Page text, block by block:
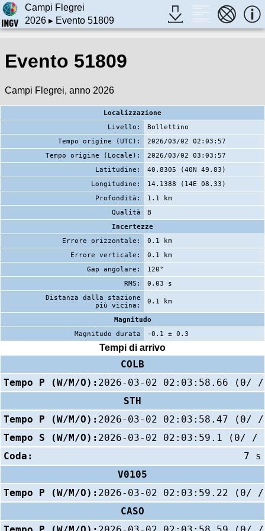
Campi Flegrei
2026▸ Evento 51809
Evento 51809
Campi Flegrei, anno 2026
Localizzazione
Livello:
Bollettino
Tempo origine (UTC):
2026/03/02 02:03:57
Tempo origine (Locale):
2026/03/02 03:03:57
Latitudine:
40.8305 (40N 49.83)
Longitudine:
14.1388 (14E 08.33)
Profondità:
1.1 km
Qualità
B
Incertezze
Errore orizzontale:
0.1 km
Errore verticale:
0.1 km
Gap angolare:
120°
RMS:
0.03 s
Distanza dalla stazione
più vicina:
0.1 km
Magnitudo
Magnitudo durata
-0.1 ± 0.3
Tempi di arrivo
COLB
Tempo P (W/M/O): 2026-03-02 02:03:58.66 (0/
STH
Tempo P (W/M/O): 2026-03-02 02:03:58.47 (0/
Tempo S (W/M/O): 2026-03-02 02:03:59.1 (0/ /
Coda:
7 s
V0105
Tempo P (W/M/O): 2026-03-02 02:03:59.22 (0/
CASO